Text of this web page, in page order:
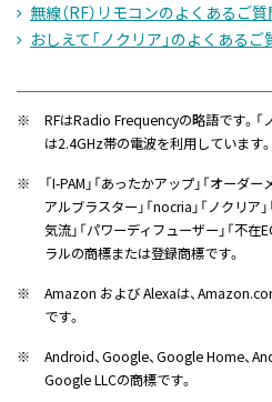
無線（RF）リモコンのよくあるご
おしえて「ノクリア」のよくあるご
※
RFはRadio Frequencyの略語です。「
は2.4GHz帯の電波を利用しています。
※
「I-PAM」「あったかアップ」「オーダー
アルブラスター」「nocria」「ノクリア
気流」「パワーディフューザー」「不在
ラルの商標または登録商標です。
※
Amazon および Alexaは、
です。
※
Android、Google、Google Home、
Google LLCの商標です。